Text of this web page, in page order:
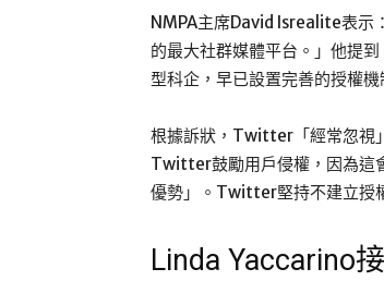
NMPA主席David Isrealite表示
的最大社群媒體平台。」他提
型科企，早已設置完善的授權
根據訴狀，Twitter「經常忽視
Twitter鼓勵用戶侵權，因為這
優勢」。Twitter堅持不建立授
Linda Yaccarino